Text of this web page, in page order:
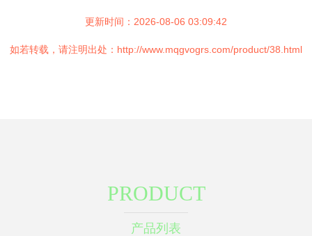
更新时间：2026-08-06 03:09:42
如若转载，请注明出处：http://www.mqgvogrs.com/product/38.html
PRODUCT
产品列表